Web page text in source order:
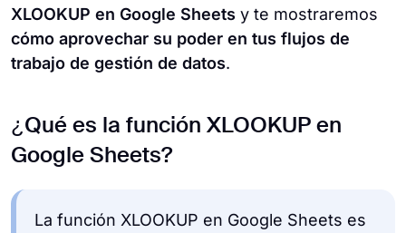
XLOOKUP en Google Sheets y te mostraremos
cómo aprovechar su poder en tus flujos de
trabajo de gestión de datos.
¿Qué es la función XLOOKUP en
Google Sheets?
La función XLOOKUP en Google Sheets es